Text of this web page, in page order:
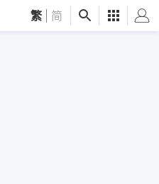
繁 简